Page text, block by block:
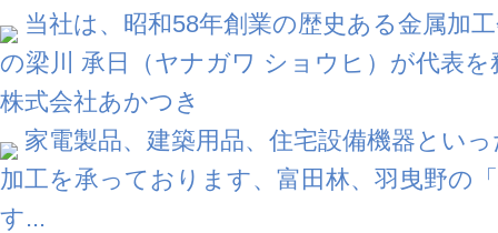
当社は、昭和58年創業の歴史ある金属加
の梁川 承日（ヤナガワ ショウヒ）が代表
株式会社あかつき
家電製品、建築用品、住宅設備機器とい
加工を承っております、富田林、羽曳野の
す...